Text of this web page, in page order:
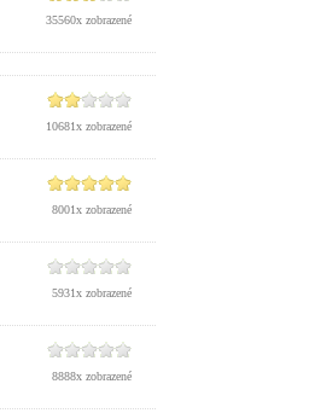
35560x zobrazené
10681x zobrazené
8001x zobrazené
5931x zobrazené
8888x zobrazené